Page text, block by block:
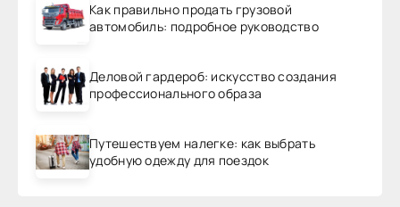
Как правильно продать грузовой
автомобиль: подробное руководство
Деловой гардероб: искусство создания
профессионального образа
Путешествуем налегке: как выбрать
удобную одежду для поездок